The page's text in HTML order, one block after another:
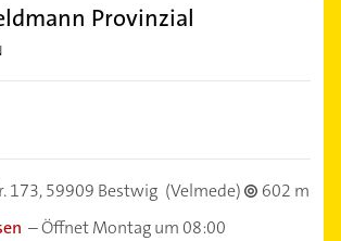
Provinzial
173,59909 Bestwig (Velmede)
602 m
–Öffnet Montag um 08:00